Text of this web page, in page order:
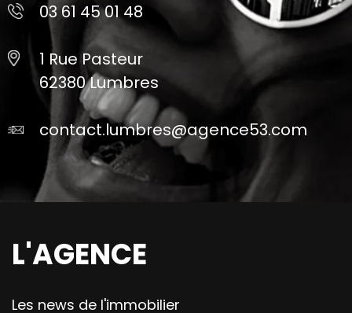
03 61 45 01 48
1 Rue Pasteur
62380 Lumbres
contact.lumbres@agence53.com
L'AGENCE
Les news de l'immobilier